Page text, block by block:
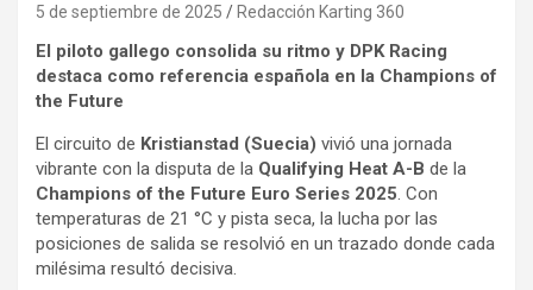
5 de septiembre de 2025 Redacción Karting 360
El piloto gallego consolida su ritmo y DPK Racing
destaca como referencia española en la Champions of
the Future
El circuito de Kristianstad (Suecia) vivió una jornada
vibrante con la disputa de la Qualifying Heat A-B de la
Champions of the Future Euro Series 2025. Con
temperaturas de 21 °C y pista seca, la lucha por las
posiciones de salida se resolvió en un trazado donde cada
milésima resultó decisiva.